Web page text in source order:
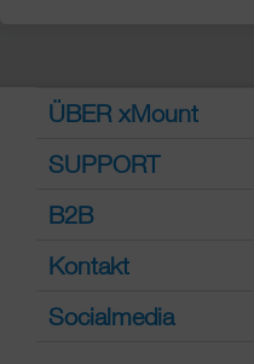
ÜBER xMount
SUPPORT
B2B
Kontakt
Socialmedia